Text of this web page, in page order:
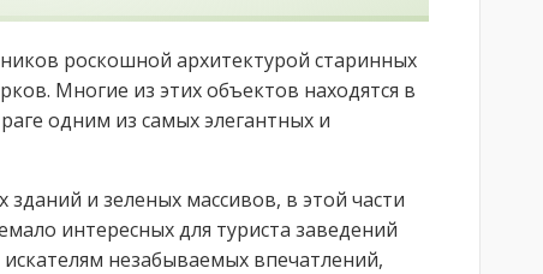
роскошной архитектурой старинных
Многие из этих объектов находятся в
одним из самых элегантных и
и зеленых массивов, в этой части
интересных для туриста заведений
незабываемых впечатлений,